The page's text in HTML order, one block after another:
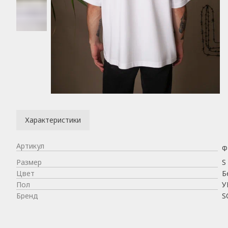
Характеристики
Артикул
Размер
S
Цвет
Пол
Бренд